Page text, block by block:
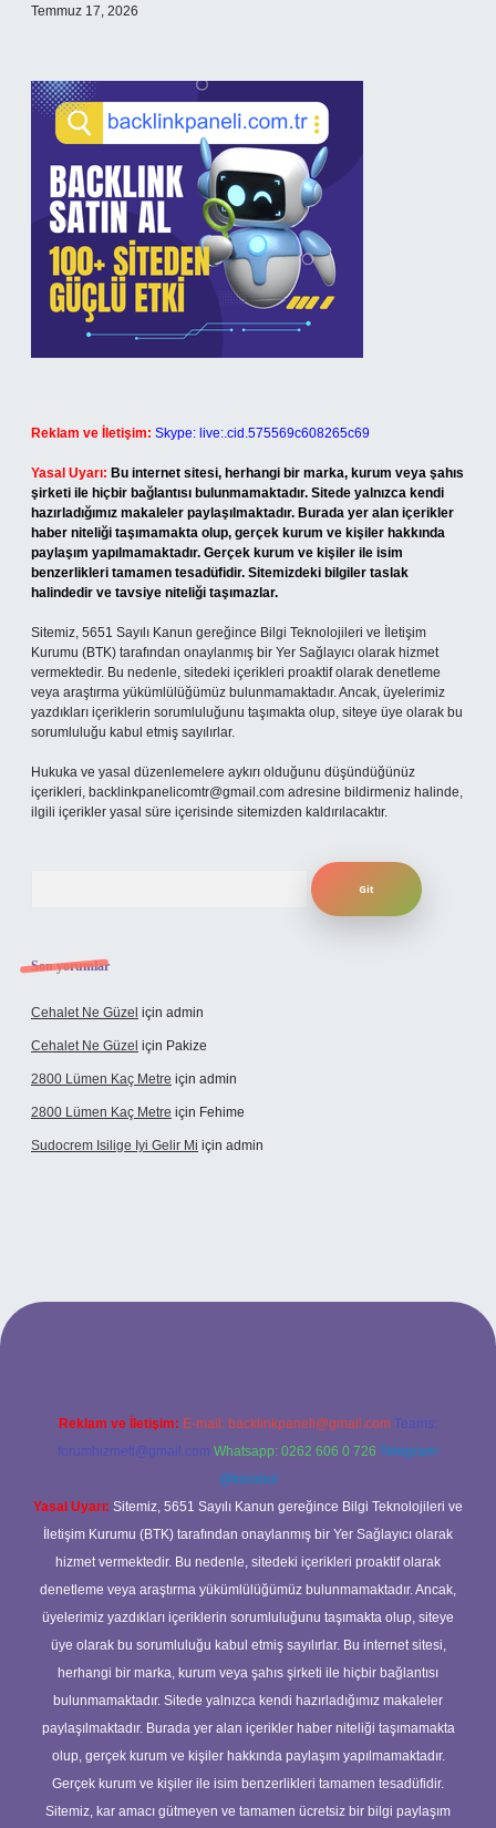
Temmuz 17, 2026
Reklam ve İletişim: Skype: live:.cid.575569c608265c69
Yasal Uyarı: Bu internet sitesi, herhangi bir marka, kurum veya şahıs
şirketi ile hiçbir bağlantısı bulunmamaktadır. Sitede yalnızca kendi
hazırladığımız makaleler paylaşılmaktadır. Burada yer alan içerikler
haber niteliği taşımamakta olup, gerçek kurum ve kişiler hakkında
paylaşım yapılmamaktadır. Gerçek kurum ve kişiler ile isim
benzerlikleri tamamen tesadüfidir. Sitemizdeki bilgiler taslak
halindedir ve tavsiye niteliği taşımazlar.
Sitemiz, 5651 Sayılı Kanun gereğince Bilgi Teknolojileri ve İletişim
Kurumu (BTK) tarafından onaylanmış bir Yer Sağlayıcı olarak hizmet
vermektedir. Bu nedenle, sitedeki içerikleri proaktif olarak denetleme
veya araştırma yükümlülüğümüz bulunmamaktadır. Ancak, üyelerimiz
yazdıkları içeriklerin sorumluluğunu taşımakta olup, siteye üye olarak bu
sorumluluğu kabul etmiş sayılırlar.
Hukuka ve yasal düzenlemelere aykırı olduğunu düşündüğünüz
içerikleri, backlinkpanelicomtr@gmail.com adresine bildirmeniz halinde,
ilgili içerikler yasal süre içerisinde sitemizden kaldırılacaktır.
Son yorumlar
Cehalet Ne Güzel için admin
Cehalet Ne Güzel için Pakize
2800 Lümen Kaç Metre için admin
2800 Lümen Kaç Metre için Fehime
Sudocrem Isilige Iyi Gelir Mi için admin
opera bet giriş
Reklam ve İletişim: E-mail: backlinkpaneli@gmail.com Teams:
forumhizmeti@gmail.com Whatsapp: 0262 606 0 726 Telegram:
@karabul
Yasal Uyarı: Sitemiz, 5651 Sayılı Kanun gereğince Bilgi Teknolojileri ve
İletişim Kurumu (BTK) tarafından onaylanmış bir Yer Sağlayıcı olarak
hizmet vermektedir. Bu nedenle, sitedeki içerikleri proaktif olarak
denetleme veya araştırma yükümlülüğümüz bulunmamaktadır. Ancak,
üyelerimiz yazdıkları içeriklerin sorumluluğunu taşımakta olup, siteye
üye olarak bu sorumluluğu kabul etmiş sayılırlar. Bu internet sitesi,
herhangi bir marka, kurum veya şahıs şirketi ile hiçbir bağlantısı
bulunmamaktadır. Sitede yalnızca kendi hazırladığımız makaleler
paylaşılmaktadır. Burada yer alan içerikler haber niteliği taşımamakta
olup, gerçek kurum ve kişiler hakkında paylaşım yapılmamaktadır.
Gerçek kurum ve kişiler ile isim benzerlikleri tamamen tesadüfidir.
Sitemiz, kar amacı gütmeyen ve tamamen ücretsiz bir bilgi paylaşım